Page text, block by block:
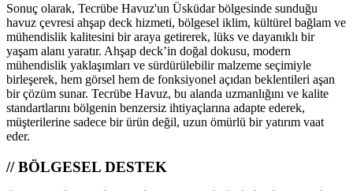
Sonuç olarak, Tecrübe Havuz'un Üsküdar bölgesinde sunduğu
havuz çevresi ahşap deck hizmeti, bölgesel iklim, kültürel bağlam ve
mühendislik kalitesini bir araya getirerek, lüks ve dayanıklı bir
yaşam alanı yaratır. Ahşap deck’in doğal dokusu, modern
mühendislik yaklaşımları ve sürdürülebilir malzeme seçimiyle
birleşerek, hem görsel hem de fonksiyonel açıdan beklentileri aşan
bir çözüm sunar. Tecrübe Havuz, bu alanda uzmanlığını ve kalite
standartlarını bölgenin benzersiz ihtiyaçlarına adapte ederek,
müşterilerine sadece bir ürün değil, uzun ömürlü bir yatırım vaat
eder.
// BÖLGESEL DESTEK